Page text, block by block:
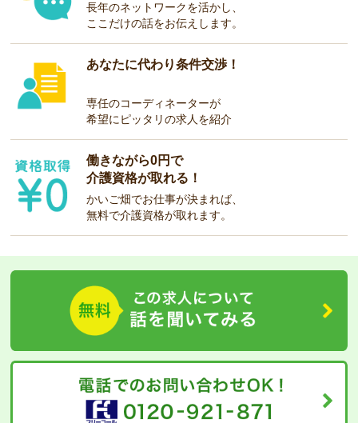
長年のネットワークを活かし、
ここだけの話をお伝えします。
あなたに代わり条件交渉！
専任のコーディネーターが
希望にピッタリの求人を紹介
働きながら0円で
介護資格が取れる！
かいご畑でお仕事が決まれば、
無料で介護資格が取れます。